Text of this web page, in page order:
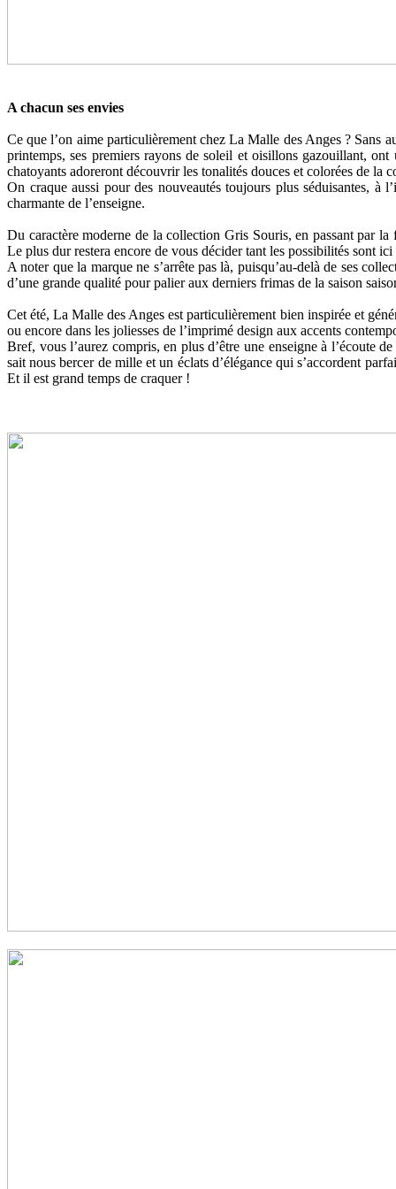
A chacun ses envies
Ce que l’on aime particulièrement chez La Malle des Anges ? Sans
printemps, ses premiers rayons de soleil et oisillons gazouillant,
chatoyants adoreront découvrir les tonalités douces et colorées de la
On craque aussi pour des nouveautés toujours plus séduisantes, à
charmante de l’enseigne.
Du caractère moderne de la collection Gris Souris, en passant par
Le plus dur restera encore de vous décider tant les possibilités sont
A noter que la marque ne s’arrête pas là, puisqu’au-delà de ses
d’une grande qualité pour palier aux derniers frimas de la saison
Cet été, La Malle des Anges est particulièrement bien inspirée et
ou encore dans les joliesses de l’imprimé design aux accents
Bref, vous l’aurez compris, en plus d’être une enseigne à l’écoute
sait nous bercer de mille et un éclats d’élégance qui s’accordent
Et il est grand temps de craquer !